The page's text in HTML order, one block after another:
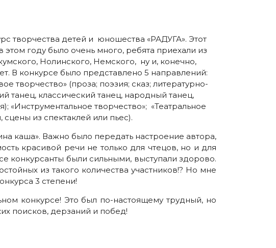
творчества детей и юношества «РАДУГА». Этот
этом году было очень много, ребята приехали из
Нолинского, Немского, ну и, конечно,
В конкурсе было представлено 5 направлений:
творчество» (проза; поэзия; сказ; литературно-
танец, классический танец, народный танец,
«Инструментальное творчество»; «Театральное
из спектаклей или пьес).
каша». Важно было передать настроение автора,
красивой речи не только для чтецов, но и для
конкурсанты были сильными, выступали здорово.
из такого количества участников!? Но мне
3 степени!
конкурсе! Это был по-настоящему трудный, но
поисков, дерзаний и побед!